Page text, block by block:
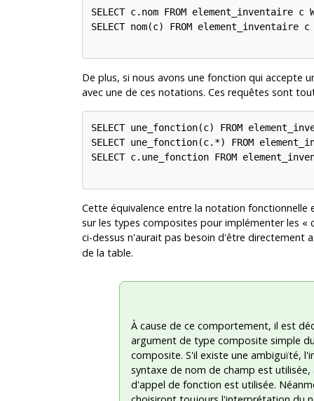
SELECT c.nom FROM element_inventaire c
SELECT nom(c) FROM element_inventaire
De plus, si nous avons une fonction qui accepte
avec une de ces notations. Ces requêtes sont
SELECT une_fonction(c) FROM
SELECT une_fonction(c.*) FROM
SELECT c.une_fonction FROM
Cette équivalence entre la notation
sur les types composites pour implémenter les «
ci-dessus n'aurait pas besoin d'être directement
de la table.
À cause de ce comportement, il est
argument de type composite simple
composite. S'il existe une ambiguïté,
syntaxe de nom de champ est
d'appel de fonction est utilisée.